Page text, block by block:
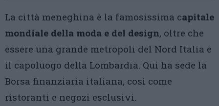
La città meneghina è la famosissima capitale
mondiale della moda e del design, oltre che
essere una grande metropoli del Nord Italia e
il capoluogo della Lombardia. Qui ha sede la
Borsa finanziaria italiana, così come
ristoranti e negozi esclusivi.